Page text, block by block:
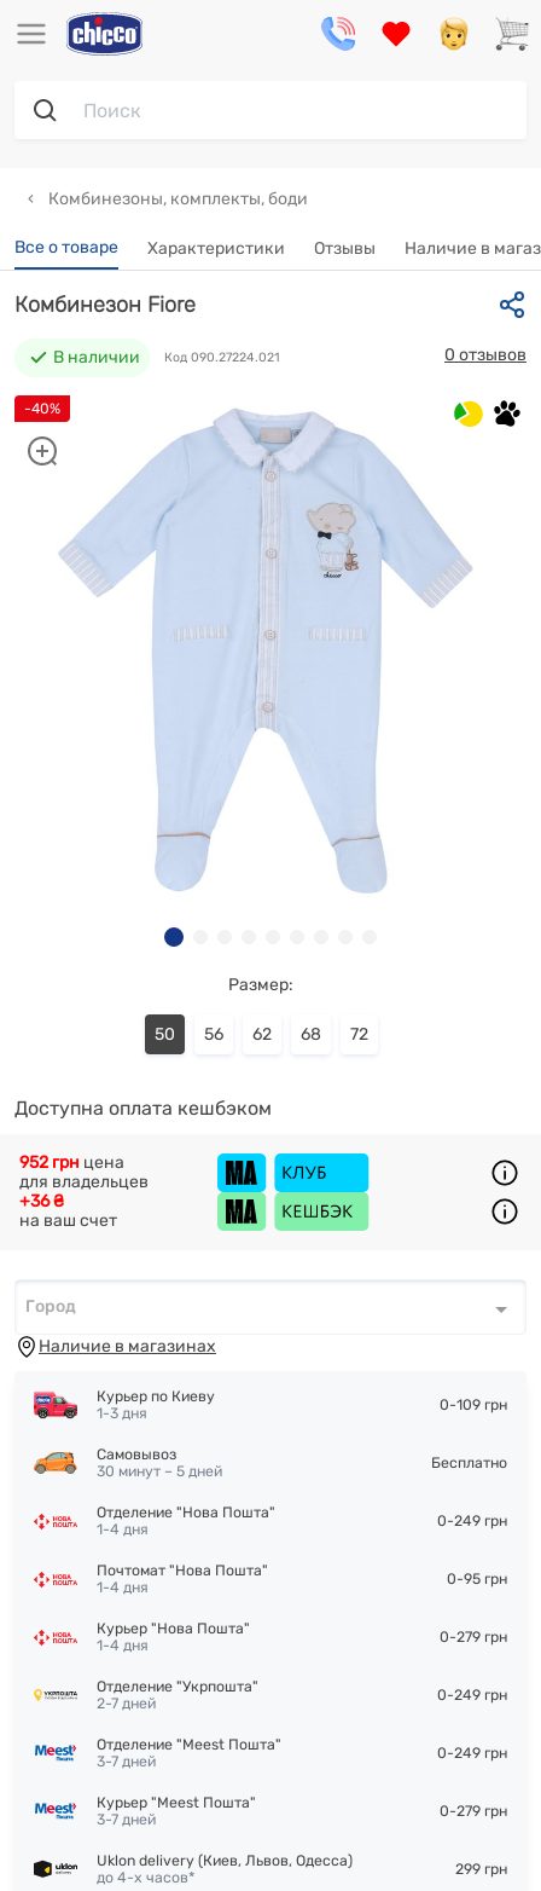
Комбинезоны, комплекты, боди
Все о товаре Характеристики Отзывы Наличие в
-40%
Комбинезон Fiore
В наличии Код 090.27224.021 0 отзывов
Размер:
50 56 62 68 72
Доступна оплата кешбэком
+36 ₴
на ваш счет
952 грн цена
для владельцев
Город*
Город
Наличие в магазинах
Курьер по Киеву
1-3 дня
0-109 грн
Самовывоз
30 минут – 5 дней
Бесплатно
Отделение "Нова Пошта"
1-4 дня
0-249 грн
Почтомат "Нова Пошта"
1-4 дня
0-95 грн
Курьер "Нова Пошта"
1-4 дня
0-279 грн
Отделение "Укрпошта"
2-7 дней
0-249 грн
Отделение "Meest Пошта"
3-7 дней
0-249 грн
Курьер "Meest Пошта"
3-7 дней
0-279 грн
Uklon delivery (Киев, Львов, Одесса)
до 4-х часов*
299 грн